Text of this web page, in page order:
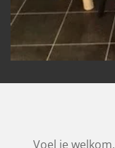
Voel je